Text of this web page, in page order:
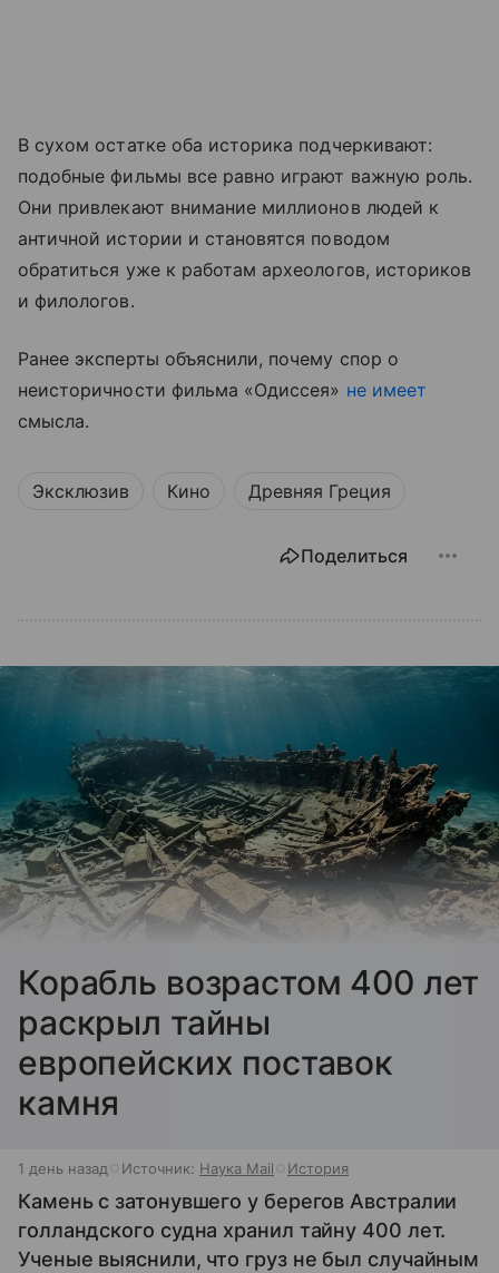
В сухом остатке оба историка подчеркивают:
подобные фильмы все равно играют важную роль.
Они привлекают внимание миллионов людей к
античной истории и становятся поводом
обратиться уже к работам археологов, историков
и филологов.
Ранее эксперты объяснили, почему спор о
неисторичности фильма «Одиссея» не имеет
смысла.
Эксклюзив Кино Древняя Греция
Поделиться
Корабль возрастом 400 лет
раскрыл тайны
европейских поставок
камня
1 день назад Источник: Наука Mail История
Камень с затонувшего у берегов Австралии
голландского судна хранил тайну 400 лет.
Ученые выяснили, что груз не был случайным